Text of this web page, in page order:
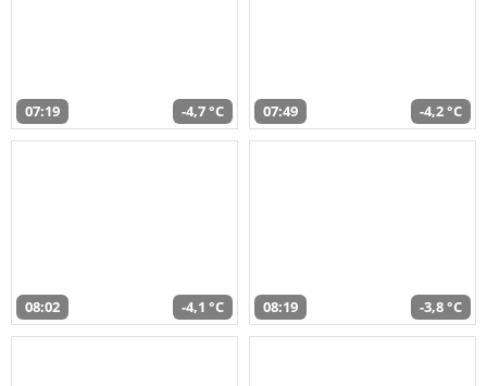
07:19 -4,7 °C 07:49 -4,2 °C
08:02 -4,1 °C 08:19 -3,8 °C